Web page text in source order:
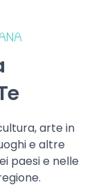
arte in
e altre
paesi e nelle